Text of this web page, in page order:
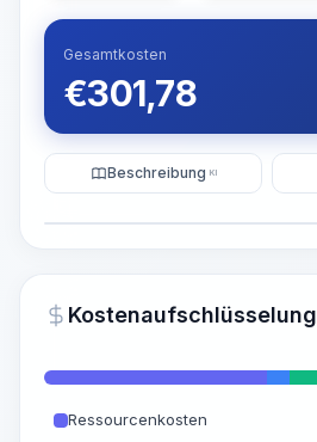
~15-30 Sek.
Gesamtkosten
€301,78
Beschreibung KI
Kostenaufschlüsselung
Ressourcenkosten